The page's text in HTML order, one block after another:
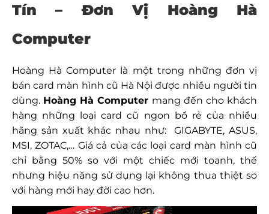
Tín – Đơn Vị Hoàng Hà
Computer
Hoàng Hà Computer là một trong những đơn vị
bán card màn hình cũ Hà Nội được nhiều người tin
dùng. Hoàng Hà Computer mang đến cho khách
hàng những loại card cũ ngon bổ rẻ của nhiều
hãng sản xuất khác nhau như: GIGABYTE, ASUS,
MSI, ZOTAC,… Giá cả của các loại card màn hình cũ
chỉ bằng 50% so với một chiếc mới toanh, thế
nhưng hiệu năng sử dụng lại không thua thiệt so
với hàng mới hay đời cao hơn.